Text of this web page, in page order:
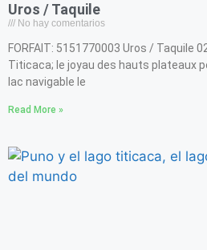
Uros / Taquile
No hay comentarios
FORFAIT: 5151770003 Uros / Taquile
Titicaca; le joyau des hauts plateaux
lac navigable le
Read More »